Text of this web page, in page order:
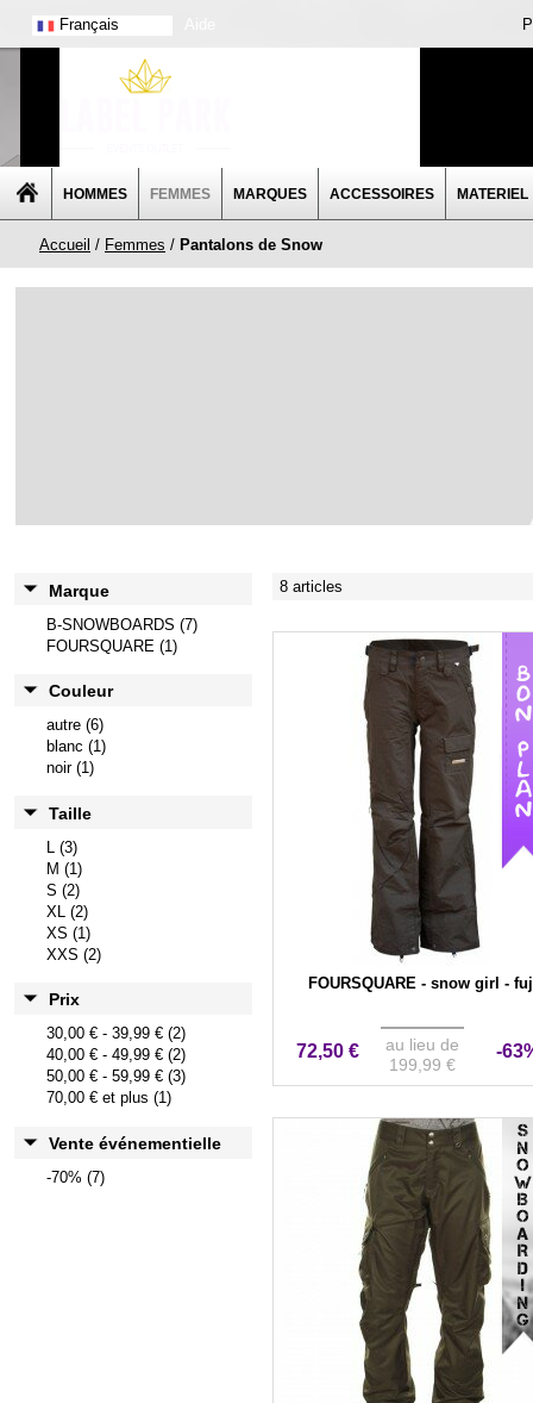
Français
HOMMES FEMMES MARQUES ACCESSOIRES MATERIEL
Accueil / Femmes / Pantalons de Snow
Marque
B-SNOWBOARDS (7)
FOURSQUARE (1)
Couleur
autre (6)
blanc (1)
noir (1)
Taille
L (3)
M (1)
S (2)
XL (2)
XS (1)
XXS (2)
Prix
30,00 € -39,99 € (2)
40,00 € -49,99 € (2)
50,00 € -59,99 € (3)
70,00 € et plus (1)
Vente événementielle
-70% (7)
8 articles
FOURSQUARE - snow girl -
72,50 €
au lieu de
199,99 €
-
VENTE